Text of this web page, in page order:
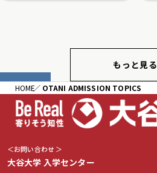
もっと見る
HOME OTANI ADMISSION TOPICS
＜お問い合わせ ＞
大谷大学 入学センター